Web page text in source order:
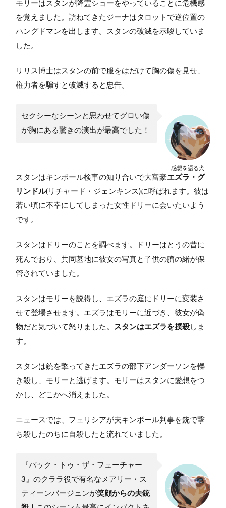
モリーはスタンが降霊ショーをやっていることに危機感
を覚えました。訪ねてきたジーナはタロットで逆位置の
ハングドマンを出します。スタンの破滅を示唆していま
した。
リリス博士はスタンの前で服をはだけて胸の傷を見せ、
権力者を騙すと破滅すると忠告。
感想を語る犬
セクシーなシーンと思わせてグロい傷
が胸にある驚きの演出が最高でした！
スタンはキンボール検事の知り合いで大富豪エズラ・グ
リンドル(リチャード・ジェンキンス)に呼ばれます。彼は
若い頃に不幸にしてしまった女性ドリーに会いたいよう
です。
スタンはドリーのことを調べます。ドリーはとうの昔に
死んでおり、共同墓地に彼女の写真と子供の臍の緒が保
管されていました。
スタンはモリーを説得し、エズラの庭にドリーに変装さ
せて登場させます。エズラはモリーに近づき、彼女が偽
物だと気づいて怒りました。
スタンはエズラを撲殺 しま
す。
スタンは銃を撃ってきたエズラの部下アンダーソンを轢
き殺し、モリーと逃げます。モリーはスタンに愛想をつ
かし、どこかへ消えました。
ニュースでは、フェリシアが夫キンボール判事を銃で撃
ち殺したのちに自殺したと流れていました。
『バック・トゥ・ザ・フューチャー
3』のクララ役で有名なメアリー・ス
ティーンバージェンが笑顔からの夫銃